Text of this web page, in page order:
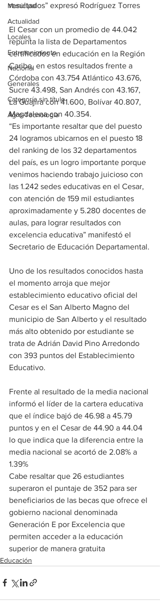
Municipal
Actualidad
Locales
Entretenimiento
Nacional
Generales
Categoría sin título
Agro-Tecnología
resultados” expresó Rodríguez Torres
El Cesar con un promedio de 44.042
repunta la lista de Departamentos
certificados en educación en la Región
Caribe, en estos resultados frente a
Córdoba con 43.754 Atlántico 43.676,
Sucre 43.498, San Andrés con 43.167,
La Guajira con 41.600, Bolívar 40.807,
Magdalena con 40.354.
“Es importante resaltar que del puesto
24 logramos ubicarnos en el puesto 18
del ranking de los 32 departamentos
del país, es un logro importante porque
venimos haciendo trabajo juicioso con
las 1.242 sedes educativas en el Cesar,
con atención de 159 mil estudiantes
aproximadamente y 5.280 docentes de
aulas, para lograr resultados con
excelencia educativa” manifestó el
Secretario de Educación Departamental.
Uno de los resultados conocidos hasta
el momento arroja que mejor
establecimiento educativo oficial del
Cesar es el San Alberto Magno del
municipio de San Alberto y el resultado
más alto obtenido por estudiante se
trata de Adrián David Pino Arredondo
con 393 puntos del Establecimiento
Educativo.
Frente al resultado de la media nacional
informó el líder de la cartera educativa
que el índice bajó de 46.98 a 45.79
puntos y en el Cesar de 44.90 a 44.04
lo que indica que la diferencia entre la
media nacional se acortó de 2.08% a
1.39%
Cabe resaltar que 26 estudiantes
superaron el puntaje de 352 para ser
beneficiarios de las becas que ofrece el
gobierno nacional denominada
Generación E por Excelencia que
permiten acceder a la educación
superior de manera gratuita
Educación